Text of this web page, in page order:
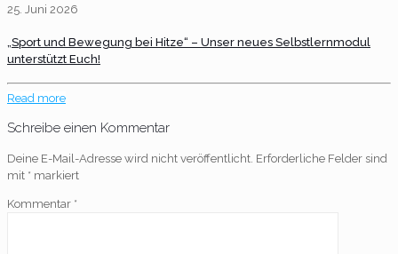
25. Juni 2026
„Sport und Bewegung bei Hitze“ – Unser neues Selbstlernmodul
unterstützt Euch!
Read more
Schreibe einen Kommentar
Deine E-Mail-Adresse wird nicht veröffentlicht. Erforderliche Felder sind
mit * markiert
Kommentar *